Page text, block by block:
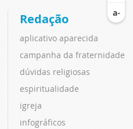
Redação
aplicativo aparecida
campanha da fraternidade
dúvidas religiosas
espiritualidade
igreja
infográficos